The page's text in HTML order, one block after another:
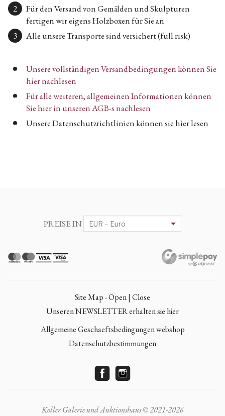
Für den Versand von Gemälden und Skulpturen
fertigen wir eigens Holzboxen für Sie an
Alle unsere Transporte sind versichert (full risk)
Unsere vollständigen Versandbedingungen können Sie
hier nachlesen
Für alle weiteren, allgemeinen Informationen können
Sie hier in unseren AGB-s nachlesen
Unsere Datenschutzrichtlinien können sie hier lesen
PREISE IN
Site Map - Open | Close
Unseren NEWSLETTER erhalten sie hier
Allgemeine Geschaeftsbedingungen webshop
Datenschutzbestimmungen
Koller Galerie und Auktionshaus © 2021-2026